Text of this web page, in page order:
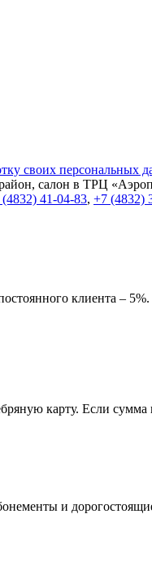
своих персональных
салон в ТРЦ
41-04-83, +7 (4832)
клиента – 5%.
карту. Если
и